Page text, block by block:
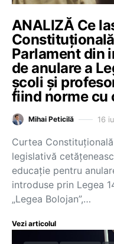
ANALIZĂ Ce
Parlament din
de anulare a
școli și
fiind norme cu
Mihai Peticilă 16
Curtea
legislativă
educație pentru
introduse prin Legea
„Legea Bolojan”,…
Vezi articolul